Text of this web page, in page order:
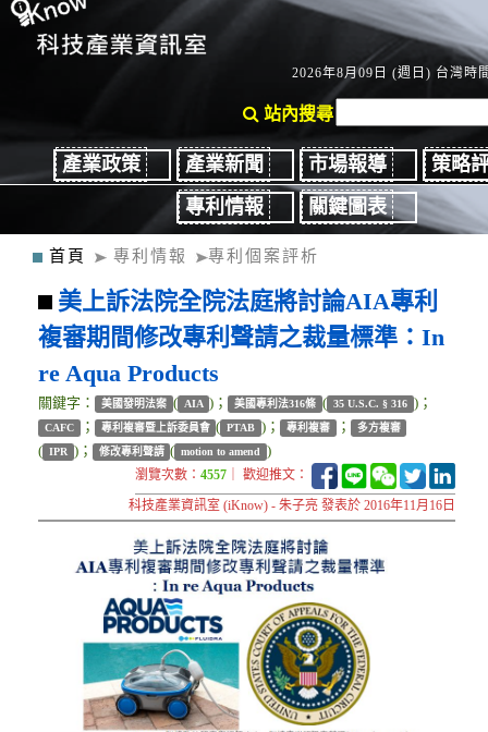
2026年8月09日 (週日) 台灣時
站內搜尋
產業政策 產業新聞 市場報導
策略
專利情報
關鍵圖表
首頁 專利情報 專利個案評析
美上訴法院全院法庭將討論AIA專利
複審期間修改專利聲請之裁量標準：In
re Aqua Products
關鍵字： 美國發明法案 ( AIA )； 美國專利法316條 ( 35 U.S.C. § 316 )；
CAFC ； 專利複審暨上訴委員會 ( PTAB )； 專利複審 ； 多方複審
( IPR )； 修改專利聲請 ( motion to amend )
瀏覽次數：4557 ｜ 歡迎推文：
科技產業資訊室 (iKnow) - 朱子亮 發表於 2016年11月16日